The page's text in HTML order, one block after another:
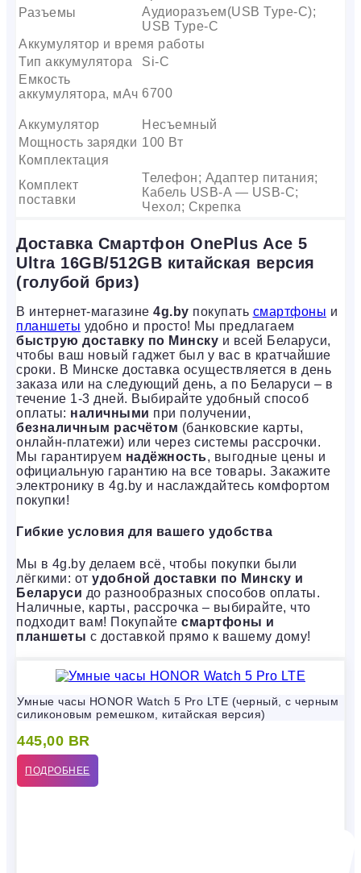
Разъемы
Аудиоразъем(USB Type-C);
USB Type-C
Аккумулятор и время работы
Тип аккумулятора
Si-C
Емкость
аккумулятора, мАч 6700
Аккумулятор
Несъемный
Мощность зарядки 100 Вт
Комплектация
Комплект
поставки
Телефон; Адаптер питания;
Кабель USB-A — USB-C;
Чехол; Скрепка
Доставка Смартфон OnePlus Ace 5
Ultra 16GB/512GB китайская версия
(голубой бриз)
В интернет-магазине 4g.by покупать смартфоны и
планшеты удобно и просто! Мы предлагаем
быструю доставку по Минску и всей Беларуси,
чтобы ваш новый гаджет был у вас в кратчайшие
сроки. В Минске доставка осуществляется в день
заказа или на следующий день, а по Беларуси – в
течение 1-3 дней. Выбирайте удобный способ
оплаты: наличными при получении,
безналичным расчётом (банковские карты,
онлайн-платежи) или через системы рассрочки.
Мы гарантируем надёжность, выгодные цены и
официальную гарантию на все товары. Закажите
электронику в 4g.by и наслаждайтесь комфортом
покупки!
Гибкие условия для вашего удобства
Мы в 4g.by делаем всё, чтобы покупки были
лёгкими: от удобной доставки по Минску и
Беларуси до разнообразных способов оплаты.
Наличные, карты, рассрочка – выбирайте, что
подходит вам! Покупайте смартфоны и
планшеты с доставкой прямо к вашему дому!
Умные часы HONOR Watch 5 Pro LTE (черный, с черным
силиконовым ремешком, китайская версия)
445,00 BR
ПОДРОБНЕЕ